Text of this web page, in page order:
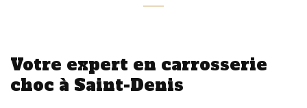
Votre expert en carrosserie
choc à Saint-Denis